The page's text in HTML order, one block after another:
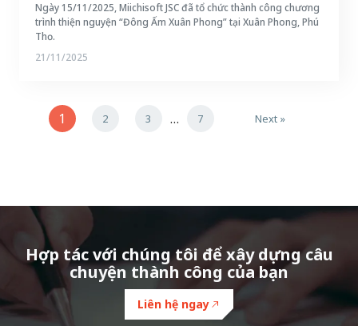
Ngày 15/11/2025, Miichisoft JSC đã tổ chức thành công chương
trình thiện nguyện “Đông Ấm Xuân Phong” tại Xuân Phong, Phú
Thọ.
21/11/2025
1 2 3 … 7 Next »
Hợp tác với chúng tôi để xây dựng câu
chuyện thành công của bạn
Liên hệ ngay